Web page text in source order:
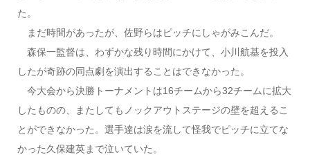
た。
まだ時間があったが、佐野らはピッチにしゃがみこんだ。
森保一監督は、わずかな残り時間にかけて、小川航基を投入
したが奇跡の同点劇を演出することはできなかった。
今大会から決勝トーナメントは16チームから32チームに拡大
したものの、またしてもノックアウトステージの壁を超えるこ
とができなかった。選手達は涙を流して怪我でピッチに立てな
かった久保建英まで泣いていた。